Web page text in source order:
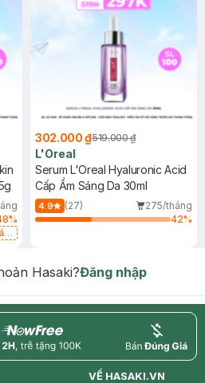
%
302.000 ₫519.000 ₫
L'Oreal
Serum L'Oreal Hyaluronic Acid
Cấp Ẩm Sáng Da 30ml
4.9 (27)
275/tháng
42%
Hasaki?Đăng nhập
price
VỀ HASAKI.VN